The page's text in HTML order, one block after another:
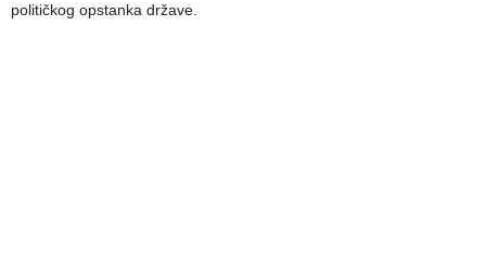
političkog opstanka države.